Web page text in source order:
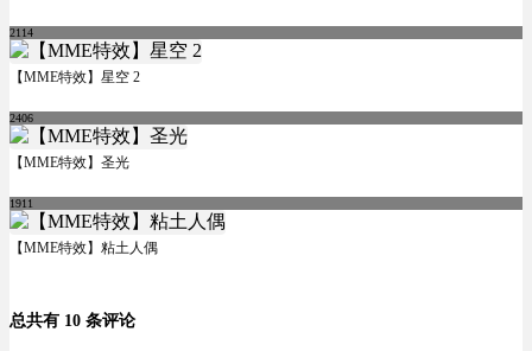
2114
【MME特效】星空 2
2406
【MME特效】圣光
1911
【MME特效】粘土人偶
总共有 10 条评论